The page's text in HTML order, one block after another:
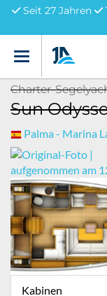
Seit 27 Jahren
Menü
Charter-
Sun
Palma - Marina
Kabinen